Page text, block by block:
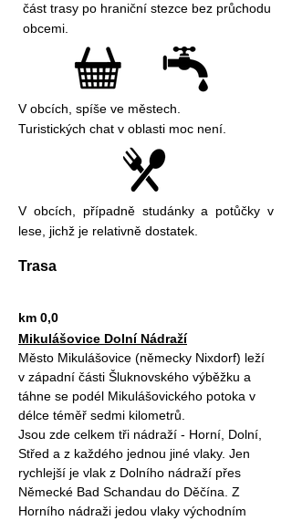
část trasy po hraniční stezce bez průchodu
obcemi.
V obcích, spíše ve městech.
Turistických chat v oblasti moc není.
V obcích, případně studánky a potůčky v
lese, jichž je relativně dostatek.
Trasa
km 0,0
Mikulášovice Dolní Nádraží
Město Mikulášovice (německy Nixdorf) leží
v západní části Šluknovského výběžku a
táhne se podél Mikulášovického potoka v
délce téměř sedmi kilometrů.
Jsou zde celkem tři nádraží - Horní, Dolní,
Střed a z každého jednou jiné vlaky. Jen
rychlejší je vlak z Dolního nádraží přes
Německé Bad Schandau do Děčína. Z
Horního nádraži jedou vlaky východním